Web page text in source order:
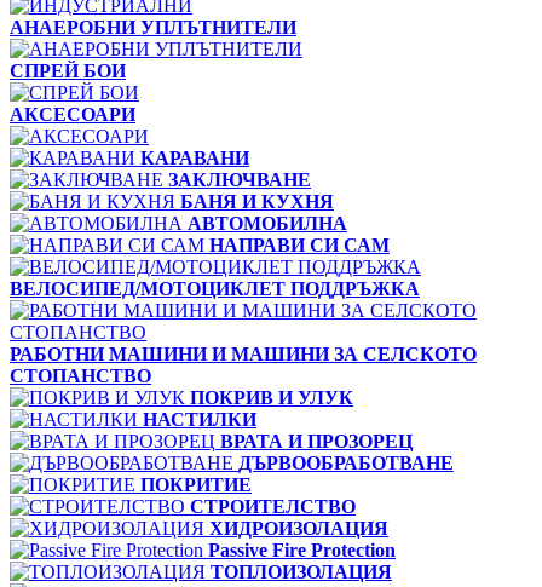
АНАЕРОБНИ УПЛЪТНИТЕЛИ
СПРЕЙ БОИ
АКСЕСОАРИ
КАРАВАНИ
ЗАКЛЮЧВАНЕ
БАНЯ И КУХНЯ
АВТОМОБИЛНА
НАПРАВИ СИ САМ
ВЕЛОСИПЕД/МОТОЦИКЛЕТ ПОДДРЪЖКА
РАБОТНИ МАШИНИ И МАШИНИ ЗА СЕЛСКОТО
СТОПАНСТВО
ПОКРИВ И УЛУК
НАСТИЛКИ
ВРАТА И ПРОЗОРЕЦ
ДЪРВООБРАБОТВАНЕ
ПОКРИТИЕ
СТРОИТЕЛСТВО
ХИДРОИЗОЛАЦИЯ
Passive Fire Protection
ТОПЛОИЗОЛАЦИЯ